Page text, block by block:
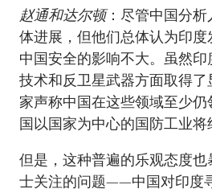
赵通和达尔顿：尽管中国分
体进展，但他们总体认为印
中国安全的影响不大。虽然
技术和反卫星武器方面取得
家声称中国在这些领域至少
国以国家为中心的国防工业将
但是，这种普遍的乐观态度也
士关注的问题——中国对印度